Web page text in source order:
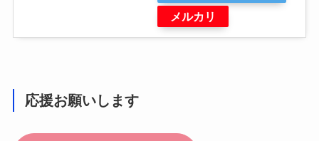
メルカリ
応援お願いします